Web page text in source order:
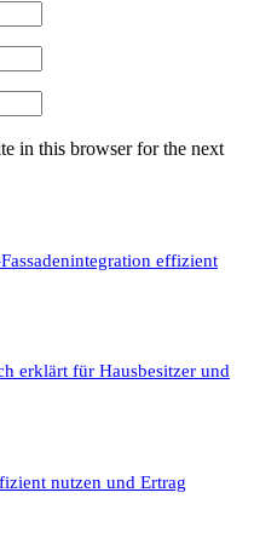
in this browser for the next
effizient
erklärt für Hausbesitzer und
nutzen und Ertrag